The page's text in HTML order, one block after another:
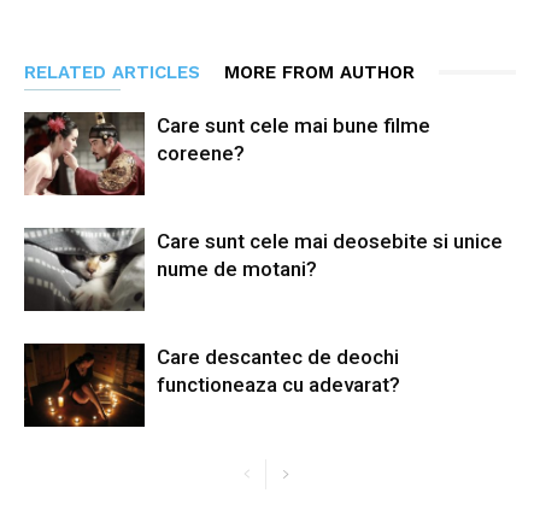
RELATED ARTICLES MORE FROM AUTHOR
Care sunt cele mai bune filme
coreene?
Care sunt cele mai deosebite si unice
nume de motani?
Care descantec de deochi
functioneaza cu adevarat?